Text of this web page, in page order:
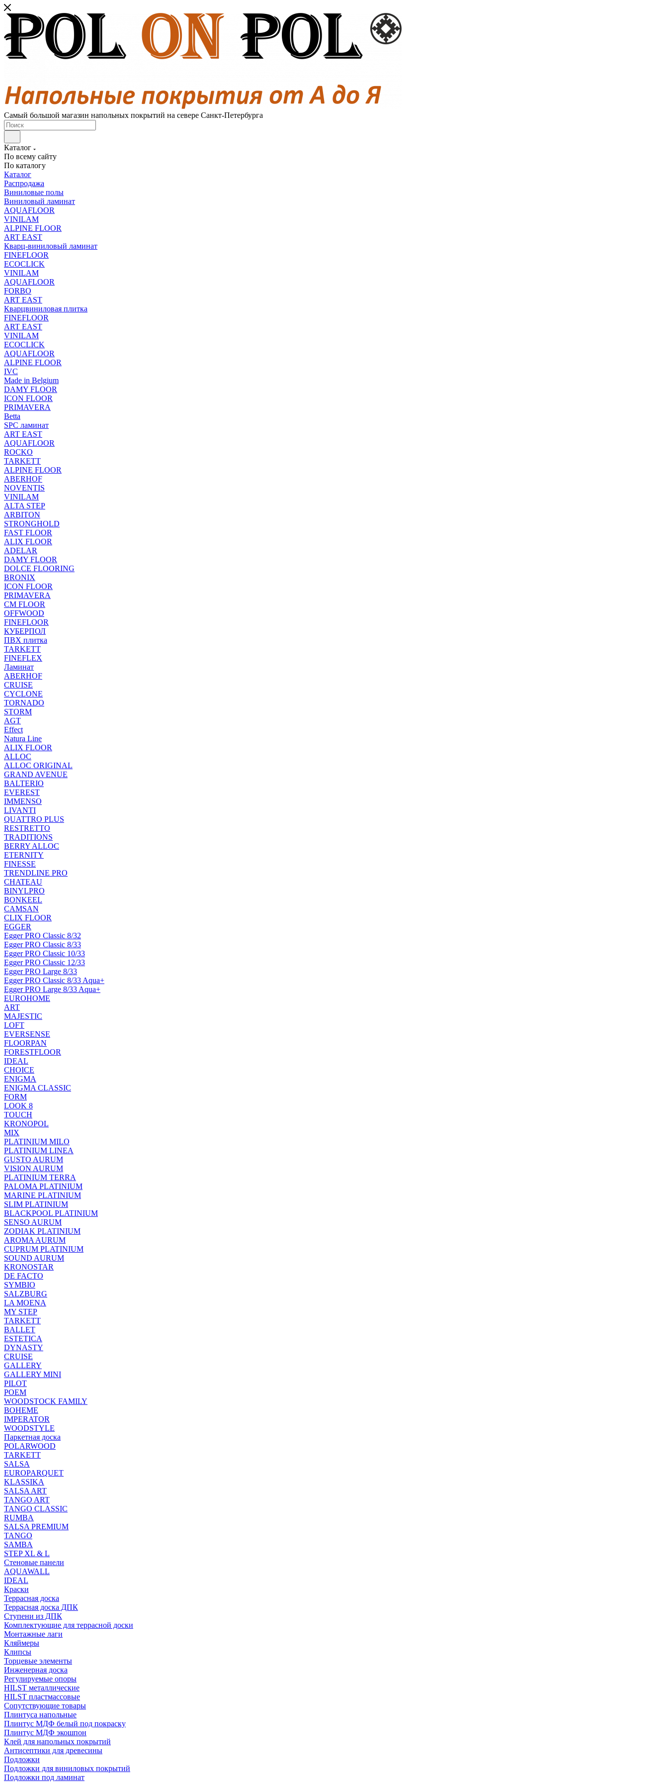
Самый большой магазин напольных покрытий на севере Санкт-Петербурга
Каталог
По всему сайту
По каталогу
Каталог
Распродажа
Виниловые полы
Виниловый ламинат
AQUAFLOOR
VINILAM
ALPINE FLOOR
ART EAST
Кварц-виниловый ламинат
FINEFLOOR
ECOCLICK
VINILAM
AQUAFLOOR
FORBO
ART EAST
Кварцвиниловая плитка
FINEFLOOR
ART EAST
VINILAM
ECOCLICK
AQUAFLOOR
ALPINE FLOOR
IVC
Made in Belgium
DAMY FLOOR
ICON FLOOR
PRIMAVERA
Betta
SPC ламинат
ART EAST
AQUAFLOOR
ROCKO
TARKETT
ALPINE FLOOR
ABERHOF
NOVENTIS
VINILAM
ALTA STEP
ARBITON
STRONGHOLD
FAST FLOOR
ALIX FLOOR
ADELAR
DAMY FLOOR
DOLCE FLOORING
BRONIX
ICON FLOOR
PRIMAVERA
CM FLOOR
OFFWOOD
FINEFLOOR
КУБЕРПОЛ
ПВХ плитка
TARKETT
FINEFLEX
Ламинат
ABERHOF
CRUISE
CYCLONE
TORNADO
STORM
AGT
Effect
Natura Line
ALIX FLOOR
ALLOC
ALLOC ORIGINAL
GRAND AVENUE
BALTERIO
EVEREST
IMMENSO
LIVANTI
QUATTRO PLUS
RESTRETTO
TRADITIONS
BERRY ALLOC
ETERNITY
FINESSE
TRENDLINE PRO
CHATEAU
BINYLPRO
BONKEEL
CAMSAN
CLIX FLOOR
EGGER
Egger PRO Classic 8/32
Egger PRO Classic 8/33
Egger PRO Classic 10/33
Egger PRO Classic 12/33
Egger PRO Large 8/33
Egger PRO Classic 8/33 Aqua+
Egger PRO Large 8/33 Aqua+
EUROHOME
ART
MAJESTIC
LOFT
EVERSENSE
FLOORPAN
FORESTFLOOR
IDEAL
CHOICE
ENIGMA
ENIGMA CLASSIC
FORM
LOOK 8
TOUCH
KRONOPOL
MIX
PLATINIUM MILO
PLATINIUM LINEA
GUSTO AURUM
VISION AURUM
PLATINIUM TERRA
PALOMA PLATINIUM
MARINE PLATINIUM
SLIM PLATINIUM
BLACKPOOL PLATINIUM
SENSO AURUM
ZODIAK PLATINIUM
AROMA AURUM
CUPRUM PLATINIUM
SOUND AURUM
KRONOSTAR
DE FACTO
SYMBIO
SALZBURG
LA MOENA
MY STEP
TARKETT
BALLET
ESTETICA
DYNASTY
CRUISE
GALLERY
GALLERY MINI
PILOT
POEM
WOODSTOCK FAMILY
BOHEME
IMPERATOR
WOODSTYLE
Паркетная доска
POLARWOOD
TARKETT
SALSA
EUROPARQUET
KLASSIKA
SALSA ART
TANGO ART
TANGO CLASSIC
RUMBA
SALSA PREMIUM
TANGO
SAMBA
STEP XL & L
Стеновые панели
AQUAWALL
IDEAL
Краски
Террасная доска
Террасная доска ДПК
Ступени из ДПК
Комплектующие для террасной доски
Монтажные лаги
Кляймеры
Клипсы
Торцевые элементы
Инженерная доска
Регулируемые опоры
HILST металлические
HILST пластмассовые
Сопутствующие товары
Плинтуса напольные
Плинтус МДФ белый под покраску
Плинтус МДФ экошпон
Клей для напольных покрытий
Антисептики для древесины
Подложки
Подложки для виниловых покрытий
Подложки под ламинат